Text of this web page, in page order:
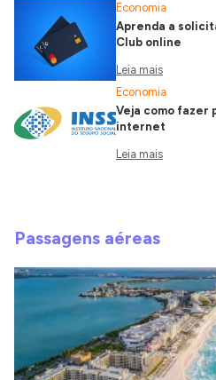
Economia
Aprenda a
Club online
Leia mais
Economia
Veja como fazer
internet
Leia mais
Passagens aéreas